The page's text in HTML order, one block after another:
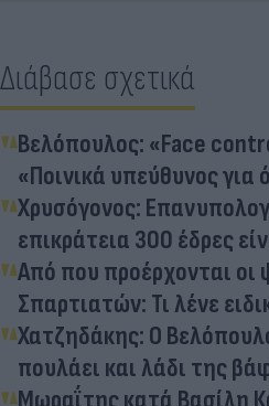
Διάβασε σχετικά
Βελόπουλος: «Face
«Ποινικά υπεύθυνος για
Χρυσόγονος:
επικράτεια 300 έδρες
Από που προέρχονται
Σπαρτιατών: Τι λένε
Χατζηδάκης: Ο
πουλάει και λάδι της
Μωραΐτης κατά Βασίλη